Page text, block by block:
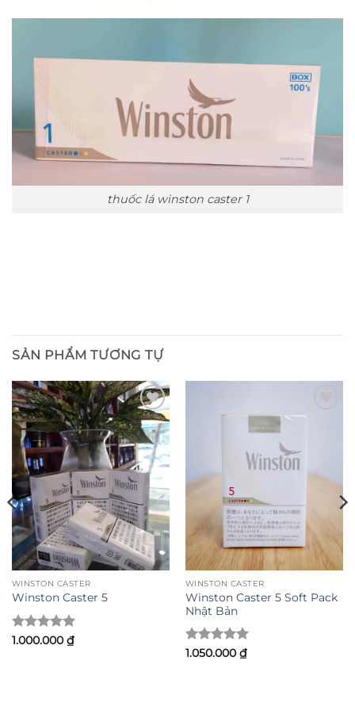
thuốc lá winston caster 1
SẢN PHẨM TƯƠNG TỰ
Add to
wishlist
WINSTON CASTER
Winston Caster 5
Được xếp
1.000.000 ₫
WINSTON CASTER
Winston Caster 5 Soft Pack
Nhật Bản
Được xếp
1.050.000 ₫